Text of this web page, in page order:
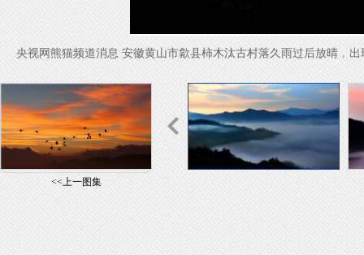
央视网熊猫频道消息 安徽黄山市歙县柿木汰古村落久雨过后放晴﹐
<<上一图集